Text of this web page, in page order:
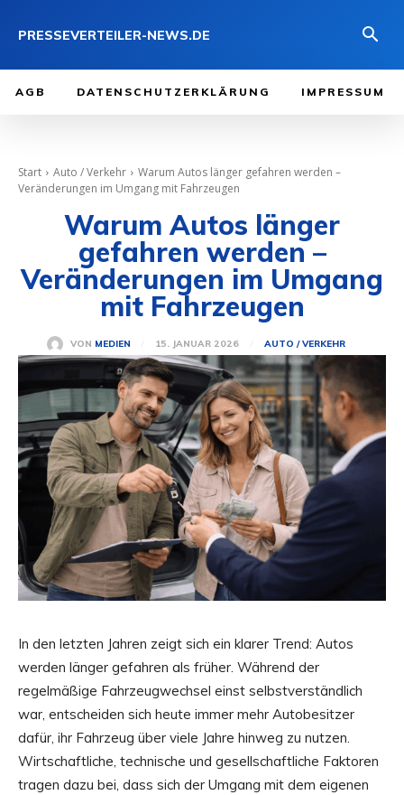
PRESSEVERTEILER-NEWS.DE
AGB DATENSCHUTZERKLÄRUNG IMPRESSUM
Start Auto / Verkehr
Warum Autos länger gefahren werden –
Veränderungen im Umgang mit Fahrzeugen
Warum Autos länger
gefahren werden –
Veränderungen im Umgang
mit Fahrzeugen
VON MEDIEN 15. JANUAR 2026 AUTO / VERKEHR
In den letzten Jahren zeigt sich ein klarer Trend: Autos
werden länger gefahren als früher. Während der
regelmäßige Fahrzeugwechsel einst selbstverständlich
war, entscheiden sich heute immer mehr Autobesitzer
dafür, ihr Fahrzeug über viele Jahre hinweg zu nutzen.
Wirtschaftliche, technische und gesellschaftliche Faktoren
tragen dazu bei, dass sich der Umgang mit dem eigenen